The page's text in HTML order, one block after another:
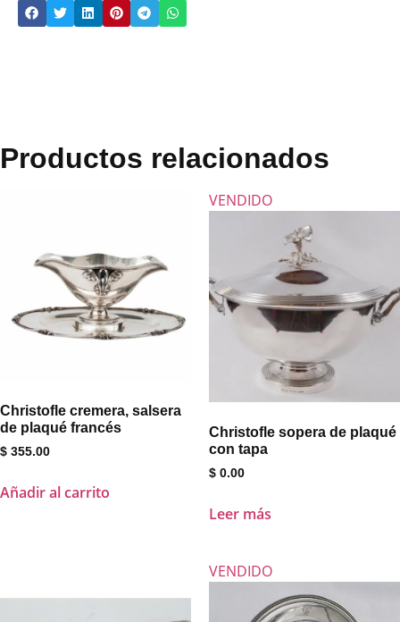
Productos relacionados
Christofle cremera, salsera
de plaqué francés
$ 355.00
Añadir al carrito
VENDIDO
Christofle sopera de plaqué
con tapa
$ 0.00
Leer más
VENDIDO